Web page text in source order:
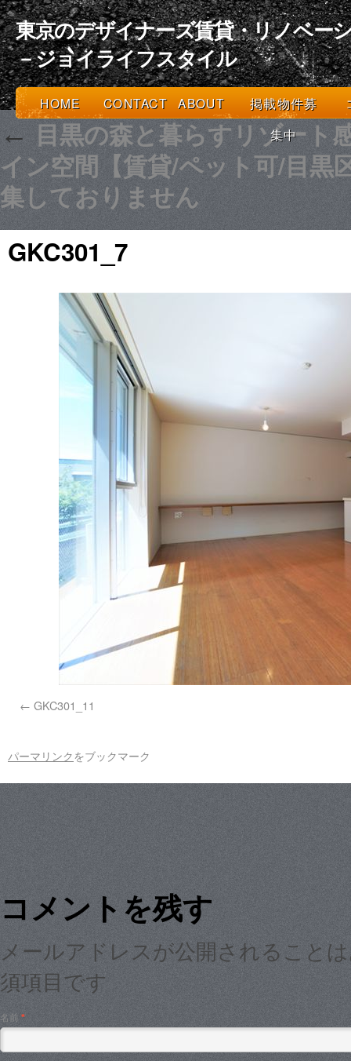
東京のデザイナーズ賃貸・リノベー
－ジョイライフスタイル
HOME CONTACT ABOUT
掲載物件募
集中
←目黒の森と暮らすリゾート
イン空間【賃貸/ペット可/目黒
集しておりません
GKC301_7
GKC301_11
パーマリンクをブックマーク
コメントを残す
メールアドレスが公開されること
須項目です
名前 *